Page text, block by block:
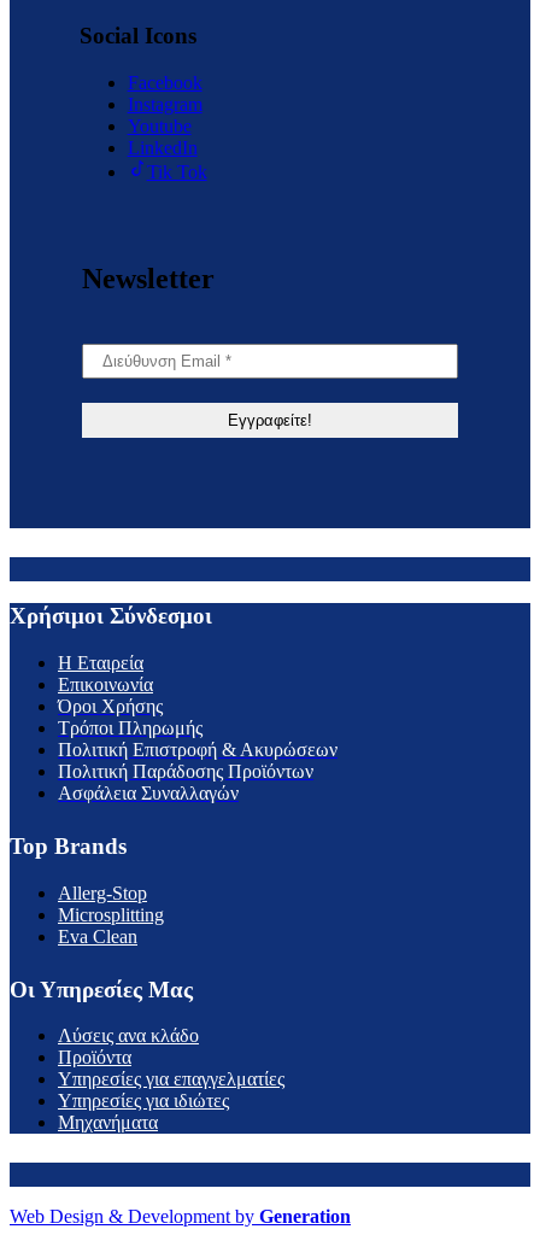
Social Icons
Facebook
Instagram
Youtube
LinkedIn
Tik Tok
Newsletter
Χρήσιμοι Σύνδεσμοι
H Εταιρεία
Επικοινωνία
Όροι Χρήσης
Τρόποι Πληρωμής
Πολιτική Επιστροφή & Ακυρώσεων
Πολιτική Παράδοσης Προϊόντων
Ασφάλεια Συναλλαγών
Top Brands
Allerg-Stop
Microsplitting
Eva Clean
Οι Υπηρεσίες Μας
Λύσεις ανα κλάδο
Προϊόντα
Υπηρεσίες για επαγγελματίες
Υπηρεσίες για ιδιώτες
Μηχανήματα
Web Design & Development by Generation